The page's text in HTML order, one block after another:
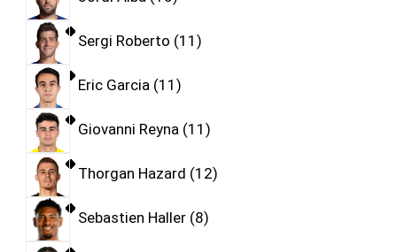
Sergi Roberto 11
Eric Garcia 11
Giovanni Reyna 11
Thorgan Hazard 12
Sebastien Haller 8